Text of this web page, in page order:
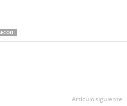
Artículo siguiente